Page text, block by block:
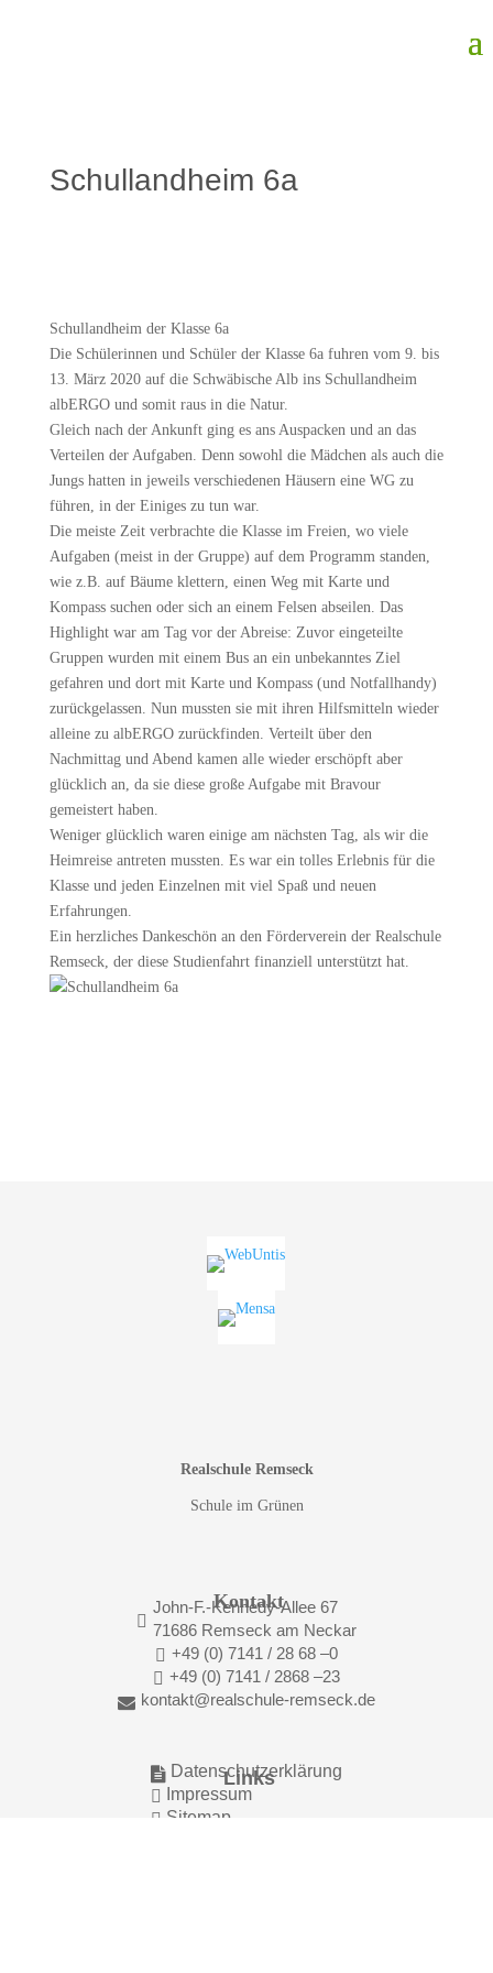
Schullandheim 6a
Schullandheim der Klasse 6a
Die Schülerinnen und Schüler der Klasse 6a fuhren vom 9. bis
13. März 2020 auf die Schwäbische Alb ins Schullandheim
albERGO und somit raus in die Natur.
Gleich nach der Ankunft ging es ans Auspacken und an das
Verteilen der Aufgaben. Denn sowohl die Mädchen als auch die
Jungs hatten in jeweils verschiedenen Häusern eine WG zu
führen, in der Einiges zu tun war.
Die meiste Zeit verbrachte die Klasse im Freien, wo viele
Aufgaben (meist in der Gruppe) auf dem Programm standen,
wie z.B. auf Bäume klettern, einen Weg mit Karte und
Kompass suchen oder sich an einem Felsen abseilen. Das
Highlight war am Tag vor der Abreise: Zuvor eingeteilte
Gruppen wurden mit einem Bus an ein unbekanntes Ziel
gefahren und dort mit Karte und Kompass (und Notfallhandy)
zurückgelassen. Nun mussten sie mit ihren Hilfsmitteln wieder
alleine zu albERGO zurückfinden. Verteilt über den
Nachmittag und Abend kamen alle wieder erschöpft aber
glücklich an, da sie diese große Aufgabe mit Bravour
gemeistert haben.
Weniger glücklich waren einige am nächsten Tag, als wir die
Heimreise antreten mussten. Es war ein tolles Erlebnis für die
Klasse und jeden Einzelnen mit viel Spaß und neuen
Erfahrungen.
Ein herzliches Dankeschön an den Förderverein der Realschule
Remseck, der diese Studienfahrt finanziell unterstützt hat.
Realschule Remseck
Schule im Grünen
Kontakt

John-F.-Kennedy-Allee 67
71686 Remseck am Neckar
 +49 (0) 7141 / 28 68 –0
 +49 (0) 7141 / 2868 –23
 kontakt@realschule-remseck.de
Links
 Datenschutzerklärung

Impressum
 Sitemap